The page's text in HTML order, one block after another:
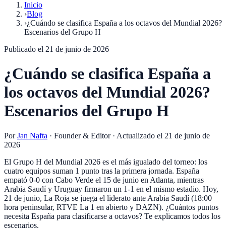
Inicio
›Blog
›¿Cuándo se clasifica España a los octavos del Mundial 2026?
Escenarios del Grupo H
Publicado el 21 de junio de 2026
¿Cuándo se clasifica España a
los octavos del Mundial 2026?
Escenarios del Grupo H
Por Jan Nafta · Founder & Editor· Actualizado el 21 de junio de
2026
El Grupo H del Mundial 2026 es el más igualado del torneo: los
cuatro equipos suman 1 punto tras la primera jornada. España
empató 0-0 con Cabo Verde el 15 de junio en Atlanta, mientras
Arabia Saudí y Uruguay firmaron un 1-1 en el mismo estadio. Hoy,
21 de junio, La Roja se juega el liderato ante Arabia Saudí (18:00
hora peninsular, RTVE La 1 en abierto y DAZN). ¿Cuántos puntos
necesita España para clasificarse a octavos? Te explicamos todos los
escenarios.